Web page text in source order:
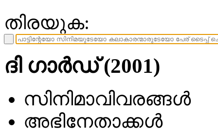
തിരയുക:
ദി ഗാര്‍ഡ് (2001)
സിനിമാവിവരങ്ങള്‍
അഭിനേതാക്കള്‍